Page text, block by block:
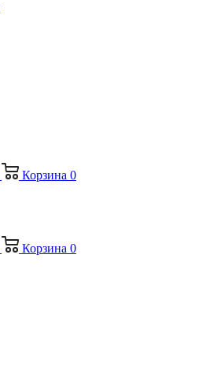
Корзина 0
Корзина 0